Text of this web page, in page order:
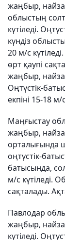
жаңбыр,
облыстың
күтіледі.
күндіз
20 м/с
өрт қаупі
жаңбыр,
Оңтүстік-
екпіні 15-18 м/
Маңғыстау
жаңбыр,
орталығында
оңтүстік-
батысында,
м/с күтіледі.
сақталады.
Павлодар
жаңбыр,
күтіледі.